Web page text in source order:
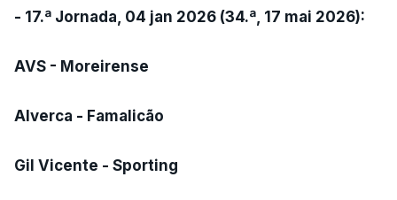
- 17.ª Jornada, 04 jan 2026 (34.ª, 17 mai 2026):
AVS - Moreirense
Alverca - Famalicão
Gil Vicente - Sporting